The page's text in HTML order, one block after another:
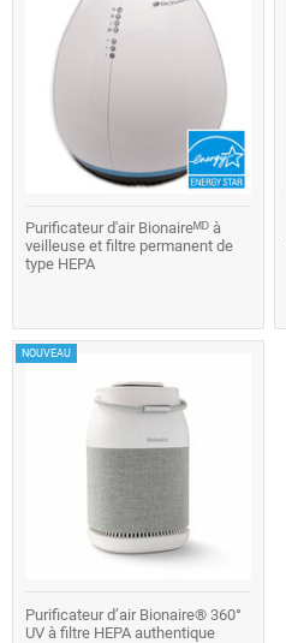
Purificateur d'air Bionaireᴹᴰ à
veilleuse et filtre permanent de
type HEPA
NOUVEAU
Purificateur d’air Bionaire® 360°
UV à filtre HEPA authentique